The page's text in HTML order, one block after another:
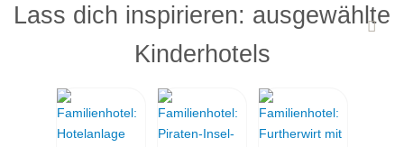
Lass dich inspirieren: ausgewählte
Kinderhotels